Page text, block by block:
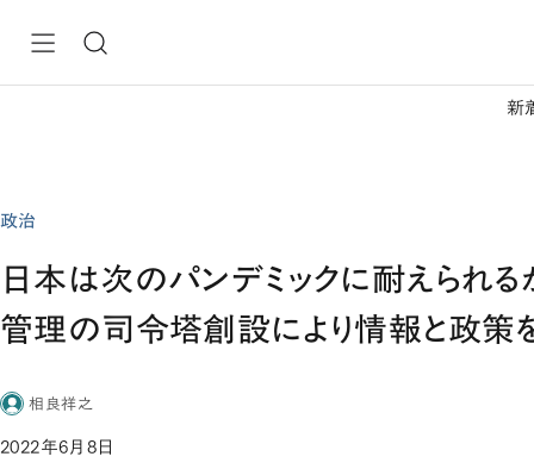
新
政治
日本は次のパンデミックに耐えられる
管理の司令塔創設により情報と政策を
相良祥之
2022年6月8日